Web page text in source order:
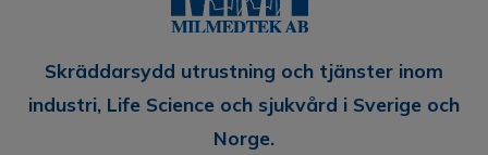
Skräddarsydd utrustning och tjänster inom
industri, Life Science och sjukvård i Sverige och
Norge.